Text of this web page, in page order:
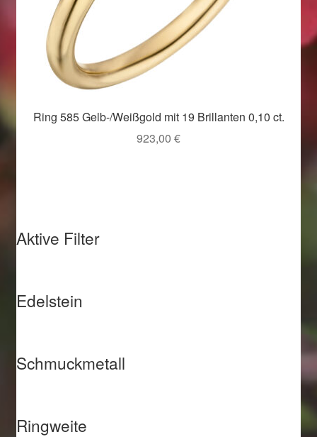
Ring 585 Gelb-/Weißgold mit 19 Brillanten 0,10 ct.
923,00 €
Aktive Filter
Edelstein
Schmuckmetall
Ringweite